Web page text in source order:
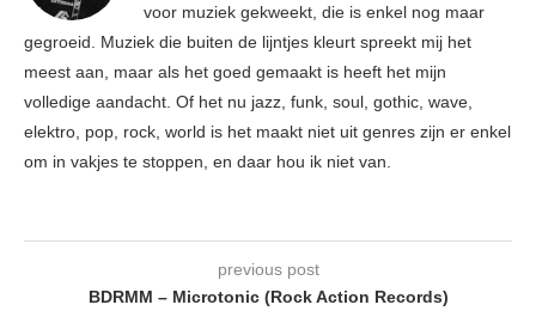
voor muziek gekweekt, die is enkel nog maar
gegroeid. Muziek die buiten de lijntjes kleurt spreekt mij het
meest aan, maar als het goed gemaakt is heeft het mijn
volledige aandacht. Of het nu jazz, funk, soul, gothic, wave,
elektro, pop, rock, world is het maakt niet uit genres zijn er enkel
om in vakjes te stoppen, en daar hou ik niet van.
previous post
BDRMM – Microtonic (Rock Action Records)